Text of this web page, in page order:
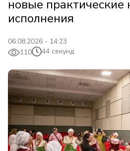
новые практические
исполнения
06.08.2026 - 14:23
110
44 секунд